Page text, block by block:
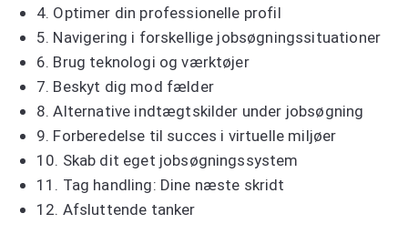
4. Optimer din professionelle profil
5. Navigering i forskellige jobsøgningssituationer
6. Brug teknologi og værktøjer
7. Beskyt dig mod fælder
8.Alternative indtægtskilder under jobsøgning
9. Forberedelse til succes i virtuelle miljøer
10. Skab dit eget jobsøgningssystem
11. Tag handling: Dine næste skridt
12. Afsluttende tanker